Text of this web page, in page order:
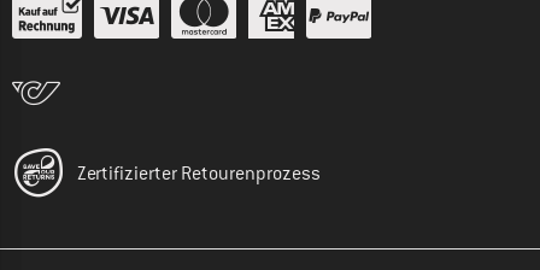
Zertifizierter Retourenprozess